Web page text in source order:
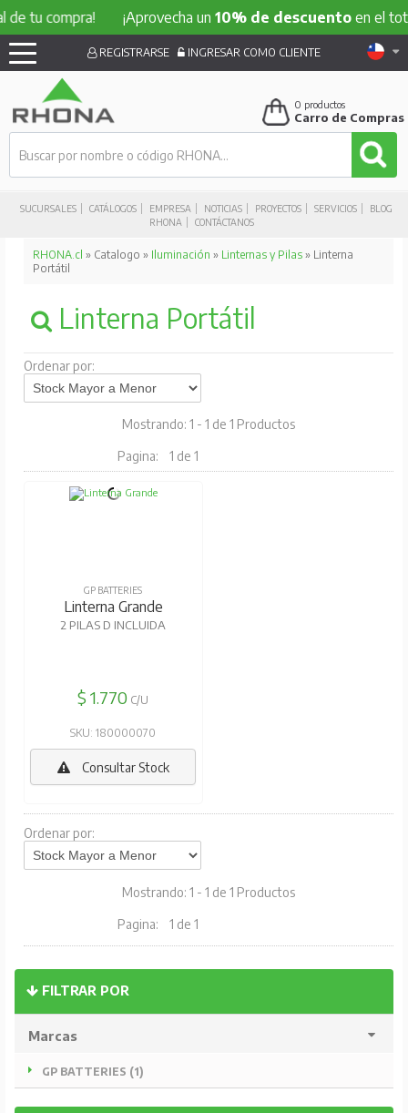
tu compra! ¡Aprovecha un10% de descuentoen el total
SUCURSALES CATÁLOGOS EMPRESA NOTICIAS PROYECTOS SERVICIOS
BLOG
RHONA
CONTÁCTANOS
REGISTRARSE INGRESAR COMO CLIENTE
0 productos
Carro de Compras
FILTRAR POR
Marcas
GP BATTERIES (1)
RHONA.cl » Catalogo » Iluminación » Linternas y Pilas» Linterna
Portátil
Linterna Portátil
Ordenar por:
Mostrando: 1 - 1 de 1 Productos
Pagina: 1 de 1
GP BATTERIES
Linterna Grande
2 PILAS D INCLUIDA
$ 1.770 C/U
SKU: 180000070
Consultar Stock
Ordenar por:
Mostrando: 1 - 1 de 1 Productos
Pagina: 1 de 1